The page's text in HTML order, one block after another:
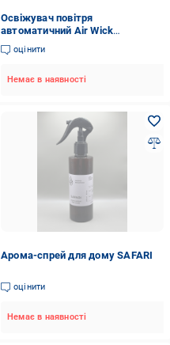
Освіжувач повітря
автоматичний Air Wick
Freshmatiс Сандал/Ваніль 250
мл (16919)
оцінити
Немає в наявності
Арома-спрей для дому SAFARI
оцінити
Немає в наявності